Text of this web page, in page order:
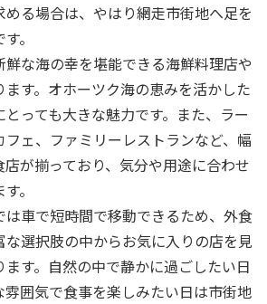
める場合は、やはり網走市街地へ足を
。
な海の幸を堪能できる海鮮料理店や
す。オホーツク海の恵みを活かした
っても大きな魅力です。また、ラー
フェ、ファミリーレストランなど、幅
が揃っており、気分や用途に合わせ
。
は車で短時間で移動できるため、外食
選択肢の中からお気に入りの店を見
す。自然の中で静かに過ごしたい日
囲気で食事を楽しみたい日は市街地